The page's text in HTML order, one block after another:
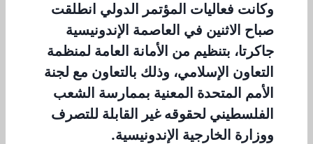
وكانت فعاليات المؤتمر الدولي انطلقت
صباح الاثنين في العاصمة الإندونيسية
جاكرتا، بتنظيم من الأمانة العامة لمنظمة
التعاون الإسلامي، وذلك بالتعاون مع لجنة
الأمم المتحدة المعنية بممارسة الشعب
الفلسطيني لحقوقه غير القابلة للتصرف
ووزارة الخارجية الإندونيسية.